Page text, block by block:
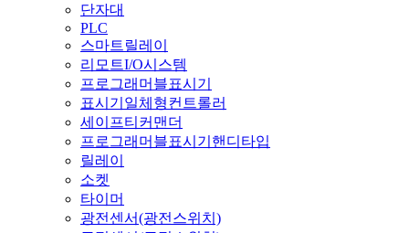
단자대
PLC
스마트릴레이
리모트I/O시스템
프로그래머블표시기
표시기일체형컨트롤러
세이프티커맨더
프로그래머블표시기핸디타입
릴레이
소켓
타이머
광전센서(광전스위치)